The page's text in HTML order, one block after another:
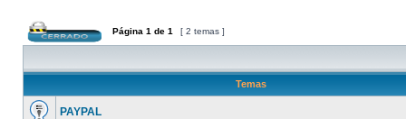
Página 1 de 1 [ 2 temas ]
Temas
PAYPAL